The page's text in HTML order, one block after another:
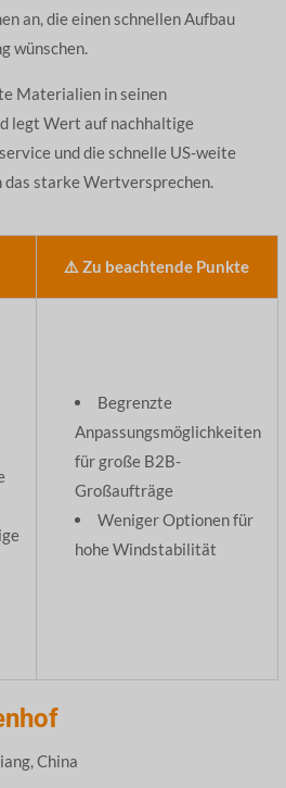
an, die einen schnellen Aufbau
wünschen.
Materialien in seinen
legt Wert auf nachhaltige
und die schnelle US-weite
starke Wertversprechen.
⚠️ Zu beachtende Punkte
Begrenzte
Anpassungsmöglichkeiten
für große B2B-
Großaufträge
Weniger Optionen für
hohe Windstabilität
China